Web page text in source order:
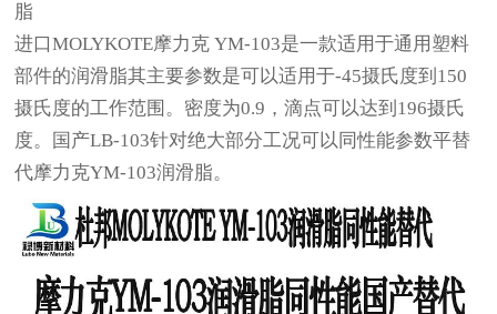
脂
进口MOLYKOTE摩力克 YM-103是一款适用于通用塑料
部件的润滑脂其主要参数是可以适用于-45摄氏度到150
摄氏度的工作范围。密度为0.9，滴点可以达到196摄氏
度。国产LB-103针对绝大部分工况可以同性能参数平替
代摩力克YM-103润滑脂。